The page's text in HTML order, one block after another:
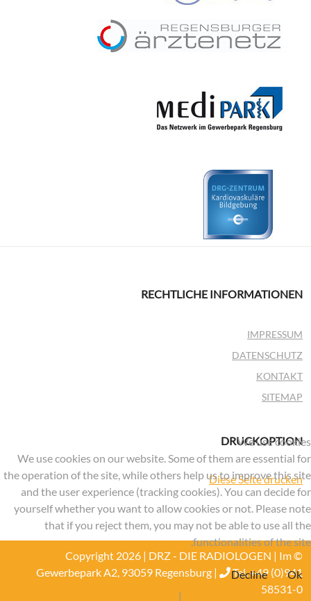
RECHTLICHE INFORMATIONEN
IMPRESSUM
DATENSCHUTZ
KONTAKT
SITEMAP
DRUCKOPTION
Diese Seite drucken
© Copyright 2026 | DRZ - DIE RADIOLOGEN | Im
Gewerbepark A2, 93059 Regensburg |
Tel. +49 (0)941
58531-0
We use cookies
We use cookies on our website. Some of them are essential for
the operation of the site, while others help us to improve this site
and the user experience (tracking cookies). You can decide for
yourself whether you want to allow cookies or not. Please note
that if you reject them, you may not be able to use all the
functionalities of the site.
Ok
Decline
|